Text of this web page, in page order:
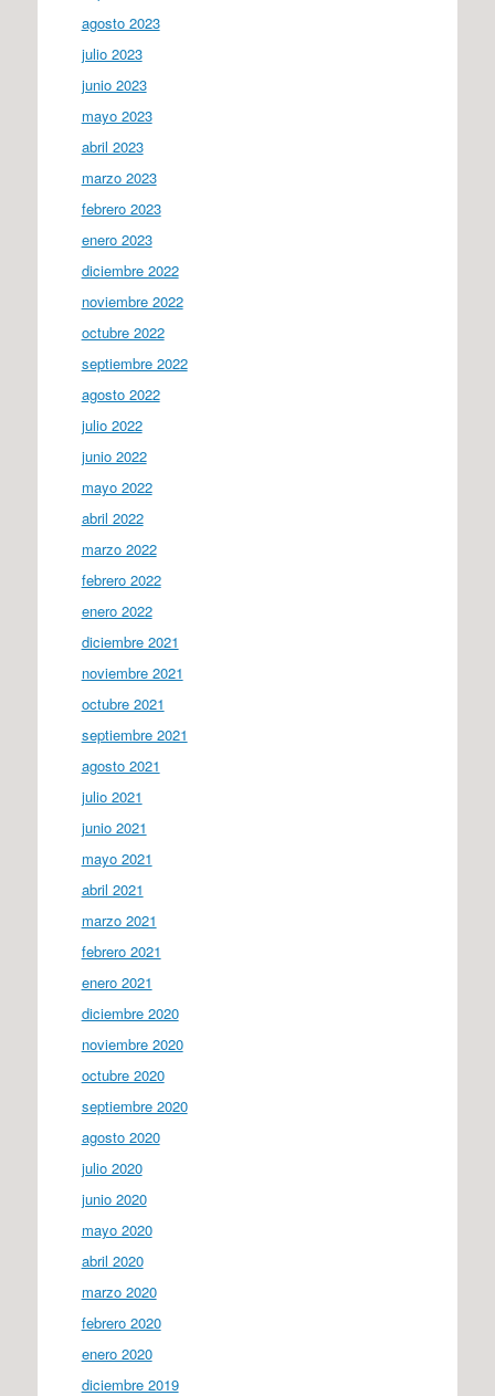
agosto 2023
julio 2023
junio 2023
mayo 2023
abril 2023
marzo 2023
febrero 2023
enero 2023
diciembre 2022
noviembre 2022
octubre 2022
septiembre 2022
agosto 2022
julio 2022
junio 2022
mayo 2022
abril 2022
marzo 2022
febrero 2022
enero 2022
diciembre 2021
noviembre 2021
octubre 2021
septiembre 2021
agosto 2021
julio 2021
junio 2021
mayo 2021
abril 2021
marzo 2021
febrero 2021
enero 2021
diciembre 2020
noviembre 2020
octubre 2020
septiembre 2020
agosto 2020
julio 2020
junio 2020
mayo 2020
abril 2020
marzo 2020
febrero 2020
enero 2020
diciembre 2019